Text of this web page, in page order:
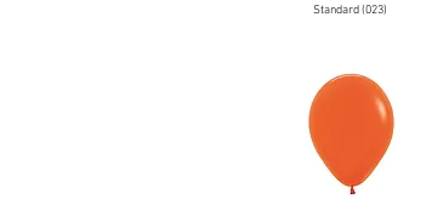
Standard (023)